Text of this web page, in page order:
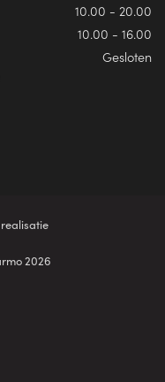
10.00 - 20.00
10.00 - 16.00
Gesloten
realisatie
2026